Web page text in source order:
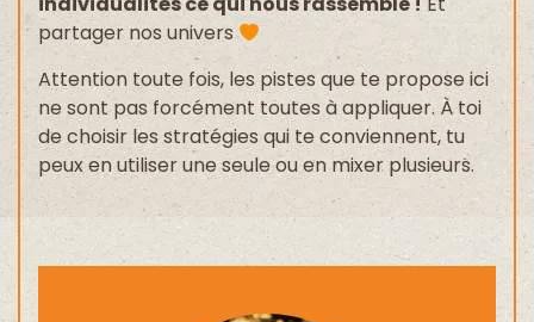
partager nos univers
Attention toute fois, les pistes que te propose ici
ne sont pas forcément toutes à appliquer. À toi
de choisir les stratégies qui te conviennent, tu
peux en utiliser une seule ou en mixer plusieurs.